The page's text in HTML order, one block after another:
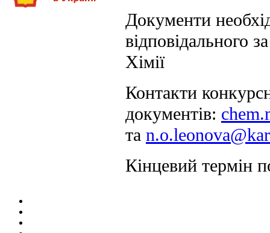
Документи
відповідального
Хімії
Контакти
документів:
та n.o.leonova@
Кінцевий термін